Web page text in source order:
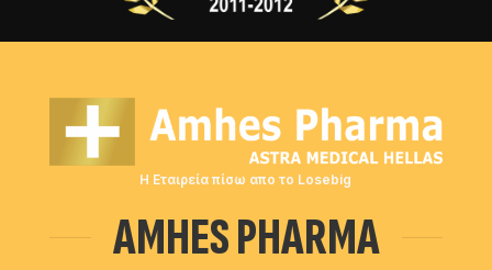
Η Εταιρεία πίσω απο το Losebig
AMHES PHARMA